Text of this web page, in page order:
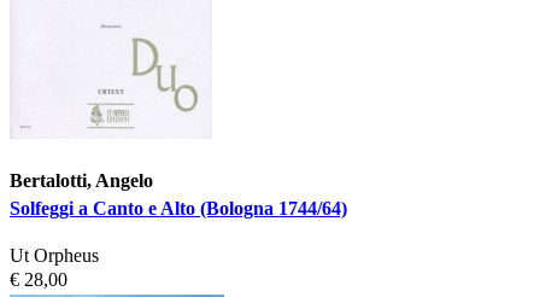
Bertalotti, Angelo
Solfeggi a Canto e Alto (Bologna 1744/64)
Ut Orpheus
€ 28,00